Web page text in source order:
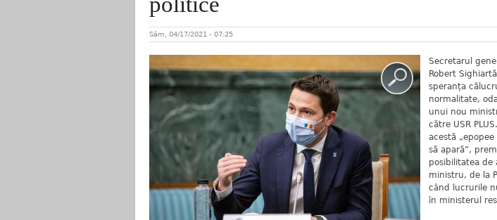
Sâm, 04/17/2021 - 07:25
Secretarul
Robert
speranța
normalitate,
unui nou
către USR
acestă
să apară”,
posibilitatea de
ministru, de la
când lucrurile
în ministerul